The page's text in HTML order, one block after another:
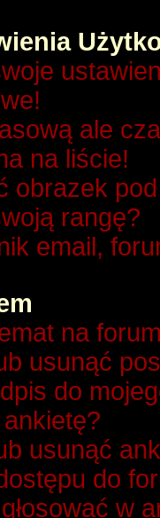
ale
na liście!
obrazek
rangę?
email,
na
usunąć
do
usunąć
do
w